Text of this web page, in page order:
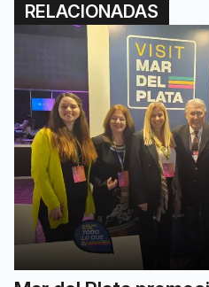
RELACIONADAS